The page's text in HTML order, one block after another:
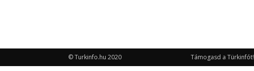
Támogasd a Türkinfót!
© Turkinfo.hu 2020